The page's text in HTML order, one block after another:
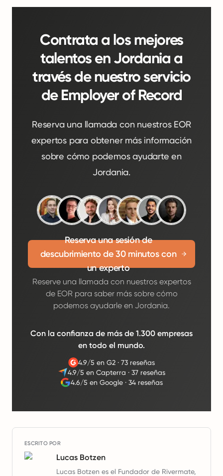
Contrata a los mejores
talentos en Jordania a
través de nuestro servicio
de Employer of Record
Reserva una llamada con nuestros EOR
expertos para obtener más información
sobre cómo podemos ayudarte en
Jordania.
Reserva una sesión de
descubrimiento de 30 minutos con
un experto
Reserve una llamada con nuestros expertos
de EOR para saber más sobre cómo
podemos ayudarle en Jordania.
Con la confianza de más de 1.300 empresas
en todo el mundo.
4.9/5 en G2 ·73 reseñas
4.9/5 en Capterra ·37 reseñas
4.6/5 en Google· 34 reseñas
ESCRITO POR
Lucas Botzen
Lucas Botzen es el Fundador de Rivermate,